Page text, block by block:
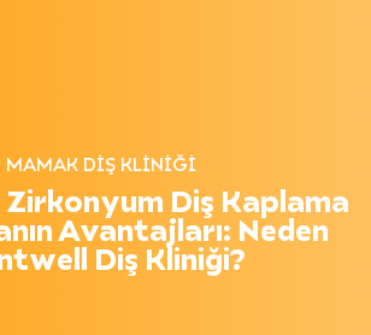
MAMAK DIŞ KLINIĞI
Zirkonyum Diş Kaplama
Avantajları: Neden
Diş Kliniği?